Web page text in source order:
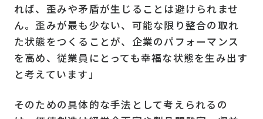
れば、歪みや矛盾が生じることは避けられませ
ん。歪みが最も少ない、可能な限り整合の取れ
た状態をつくることが、企業のパフォーマンス
を高め、従業員にとっても幸福な状態を生み出す
と考えています」
そのための具体的な手法として考えられるの